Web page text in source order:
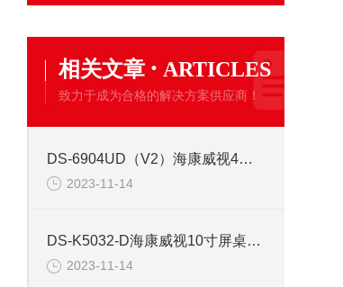
相关文章 · ARTICLES
致力于成为合格的解决方案供应商！
DS-6904UD（V2）海康威视4路高清视频解码器
2023-11-14
DS-K5032-D海康威视10寸屏桌面式人证核验终端
2023-11-14